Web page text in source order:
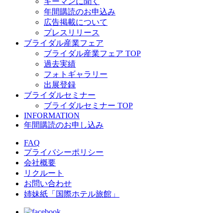
年間購読のお申込み
広告掲載について
プレスリリース
ブライダル産業フェア
ブライダル産業フェア TOP
過去実績
フォトギャラリー
出展登録
ブライダルセミナー
ブライダルセミナー TOP
INFORMATION
年間購読のお申し込み
FAQ
プライバシーポリシー
会社概要
リクルート
お問い合わせ
姉妹紙「国際ホテル旅館」